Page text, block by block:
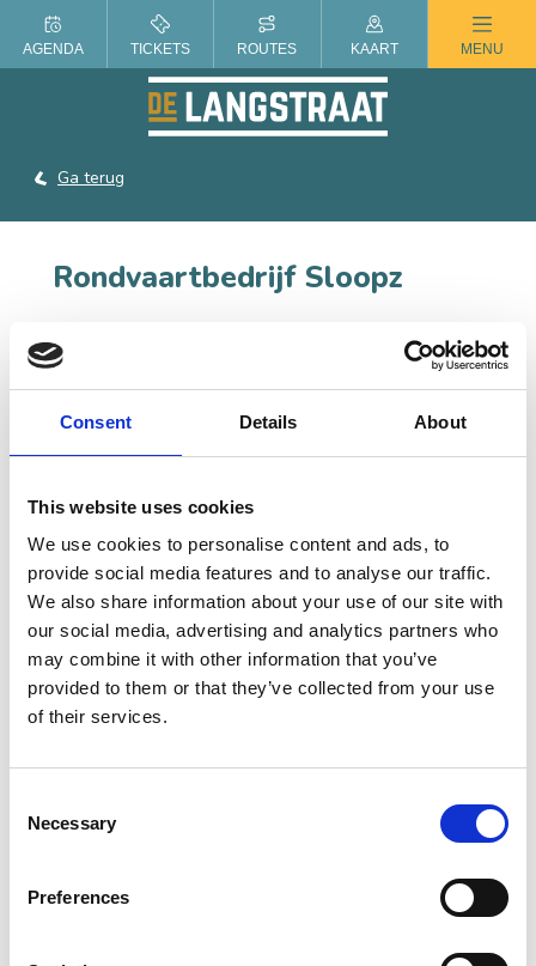
Consent Details About
This website uses cookies
We use cookies to personalise content and ads, to
provide social media features and to analyse our traffic.
We also share information about your use of our site with
our social media, advertising and analytics partners who
may combine it with other information that you’ve
provided to them or that they’ve collected from your use
of their services.
Selection
Necessary
Preferences
ZOMER IN DE LANGSTRAAT
Ga terug
Rondvaartbedrijf Sloopz
Geniet van een onvergetelijke middag of avond op een
van de ruime elektrische sloepen. De grootste boot
biedt plaats aan maar liefst 60 personen en is uitgerust
met twee toiletten, ideaal voor grotere gezelschappen
uitjes en vriendenuitjes.
CONTACT
Centraleweg 16, 4931 NB Geertruidenberg
Plan je route
AGENDA TICKETS ROUTES KAART MENU